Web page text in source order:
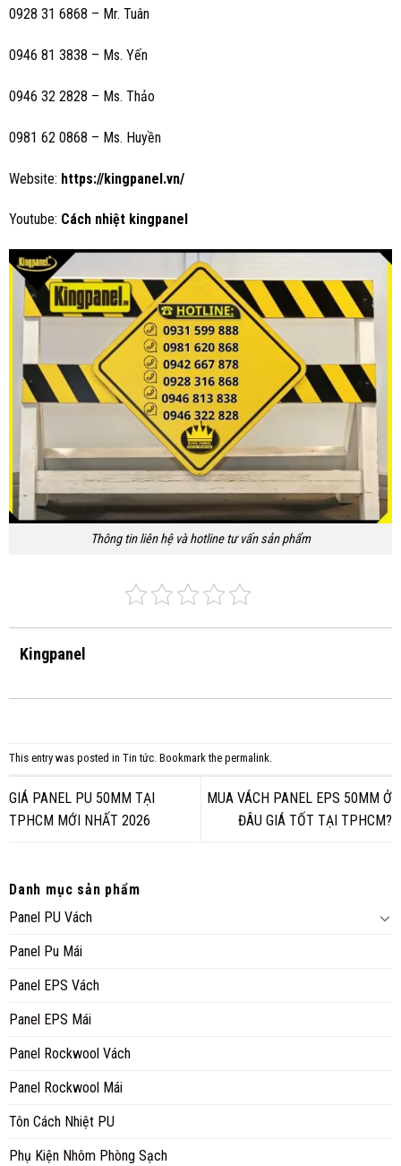
0928 31 6868 – Mr. Tuân
0946 81 3838 – Ms. Yến
0946 32 2828 – Ms. Thảo
0981 62 0868 – Ms. Huyền
Website: https://kingpanel.vn/
Youtube: Cách nhiệt kingpanel
Thông tin liên hệ và hotline tư vấn sản phẩm
Kingpanel
This entry was posted in Tin tức. Bookmark the permalink.
GIÁ PANEL PU 50MM TẠI
TPHCM MỚI NHẤT 2026
MUA VÁCH PANEL EPS 50MM Ở
ĐÂU GIÁ TỐT TẠI TPHCM?
Danh mục sản phẩm
Panel PU Vách
Panel Pu Mái
Panel EPS Vách
Panel EPS Mái
Panel Rockwool Vách
Panel Rockwool Mái
Tôn Cách Nhiệt PU
Phụ Kiện Nhôm Phòng Sạch